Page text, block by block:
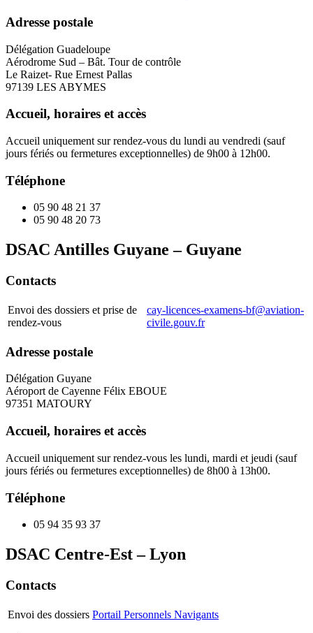
Adresse postale
Délégation Guadeloupe
Aérodrome Sud – Bât. Tour de contrôle
Le Raizet- Rue Ernest Pallas
97139 LES ABYMES
Accueil, horaires et accès
Accueil uniquement sur rendez-vous du lundi au vendredi (sauf
jours fériés ou fermetures exceptionnelles) de 9h00 à 12h00.
Téléphone
05 90 48 21 37
05 90 48 20 73
DSAC Antilles Guyane – Guyane
Contacts
Envoi des dossiers et prise de
rendez-vous
cay-licences-examens-bf@aviation-
civile.gouv.fr
Adresse postale
Délégation Guyane
Aéroport de Cayenne Félix EBOUE
97351 MATOURY
Accueil, horaires et accès
Accueil uniquement sur rendez-vous les lundi, mardi et jeudi (sauf
jours fériés ou fermetures exceptionnelles) de 8h00 à 13h00.
Téléphone
05 94 35 93 37
DSAC Centre-Est – Lyon
Contacts
Envoi des dossiers Portail Personnels Navigants